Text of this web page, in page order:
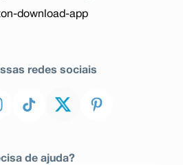
redes sociais
de ajuda?